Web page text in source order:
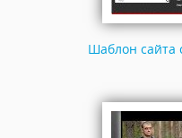
Шаблон